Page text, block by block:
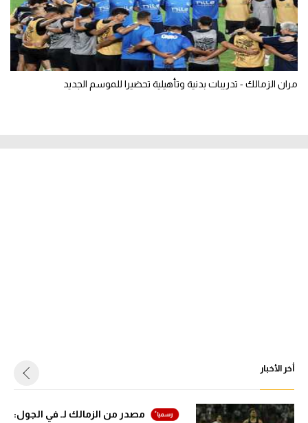
مران الزمالك - تدريبات بدنية وتأهيلية تحضيرا للموسم الجديد
أخر الأخبار
مصدر من الزمالك لـ في الجول: